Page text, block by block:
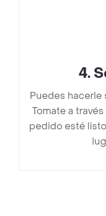
4.
Puedes
Tomate a
pedido esté